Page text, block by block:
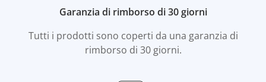
Garanzia di rimborso di 30 giorni
Tutti i prodotti sono coperti da una garanzia di
rimborso di 30 giorni.